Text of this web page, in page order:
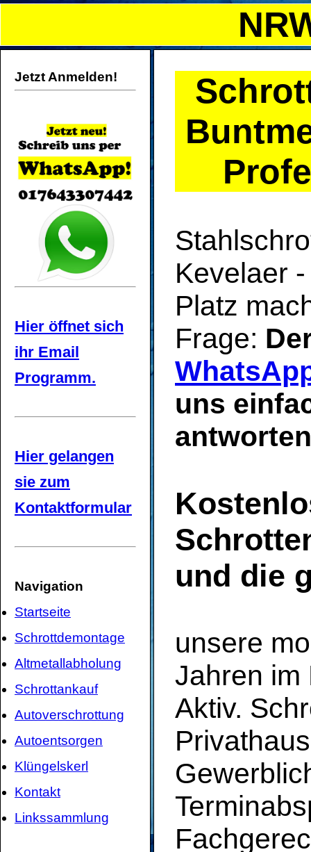
Jetzt Anmelden!
Hier öffnet sich
ihr Email
Programm.
Hier gelangen
sie zum
Kontaktformular
Navigation
Startseite
Schrottdemontage
Altmetallabholung
Schrottankauf
Autoverschrottung
Autoentsorgen
Klüngelskerl
Kontakt
Linkssammlung
Kevelaer
Platz
Frage:
uns
und die
unsere
Jahren im
Aktiv.